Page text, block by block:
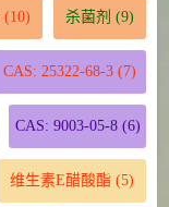
(10) 杀菌剂 (9)
CAS: 25322-68-3 (7)
CAS: 9003-05-8(6)
维生素E醋酸酯 (5)